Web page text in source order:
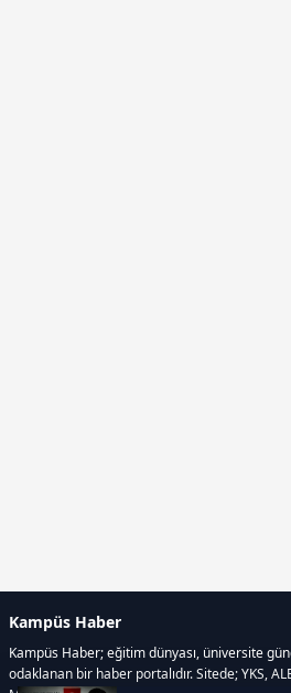
Kampüs Haber
Kampüs Haber; eğitim dünyası, üniversite
odaklanan bir haber portalıdır. Sitede; YKS,